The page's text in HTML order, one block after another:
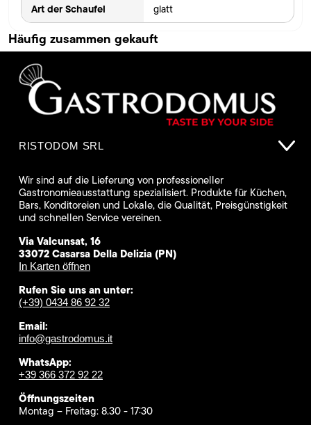
Art der Schaufel glatt
Häufig zusammen gekauft
RISTODOM SRL
Wir sind auf die Lieferung von professioneller
Gastronomieausstattung spezialisiert. Produkte für Küchen,
Bars, Konditoreien und Lokale, die Qualität, Preisgünstigkeit
und schnellen Service vereinen.
Via Valcunsat, 16
33072 Casarsa Della Delizia (PN)
In Karten öffnen
Rufen Sie uns an unter:
(+39) 0434 86 92 32
Email:
info@gastrodomus.it
WhatsApp:
+39 366 372 92 22
Öffnungszeiten
Montag – Freitag: 8.30 - 17:30